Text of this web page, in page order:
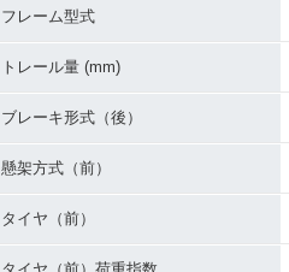
フレーム型式
トレール量 (mm)
ブレーキ形式（後）
懸架方式（前）
タイヤ（前）